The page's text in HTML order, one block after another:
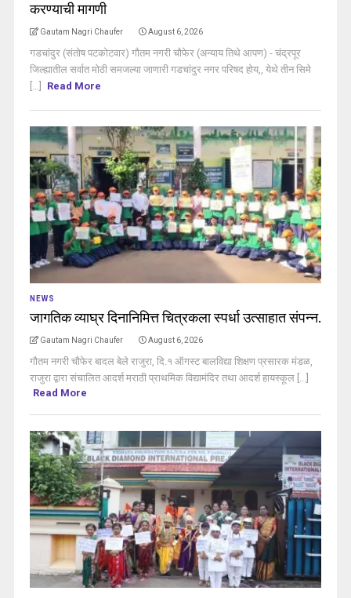
करण्याची मागणी
Gautam Nagri Chaufer August 6, 2026
गडचांदुर (संतोष पटकोटवार) गौतम नगरी चौफेर (अन्याय तिथे आपण) - चंद्रपूर
जिल्ह्यातील सर्वात मोठी समजल्या जाणारी गडचांदुर नगर परिषद होय,, येथे तीन सिमे
[...]
Read More
NEWS
जागतिक व्याघ्र दिनानिमित्त चित्रकला स्पर्धा उत्साहात संपन्न.
Gautam Nagri Chaufer August 6, 2026
गौतम नगरी चौफेर बादल बेले राजुरा, दि.१ ऑगस्ट बालविद्या शिक्षण प्रसारक मंडळ,
राजुरा द्वारा संचालित आदर्श मराठी प्राथमिक विद्यामंदिर तथा आदर्श हायस्कूल [...]
Read More